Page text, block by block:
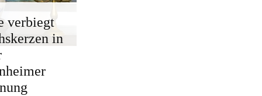
verbiegt
in